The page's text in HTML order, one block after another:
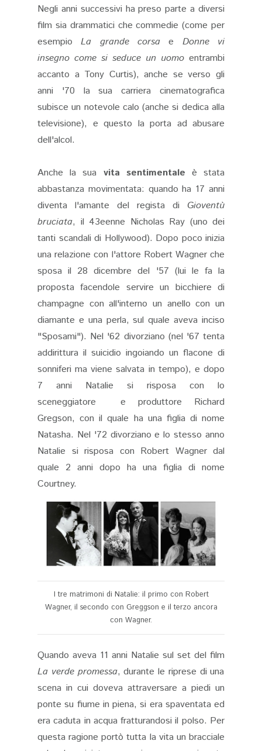
Negli anni successivi ha preso parte a diversi
film sia drammatici che commedie (come per
esempioLa grande corsa e Donne vi
insegno come si seduce un uomo entrambi
accanto a Tony Curtis), anche se verso gli
anni '70 la sua carriera cinematografica
subisce un notevole calo (anche si dedica alla
televisione), e questo la porta ad abusare
dell'alcol.
Anche la sua vita sentimentale è stata
abbastanza movimentata: quando ha 17 anni
diventa l'amante del regista di Gioventù
bruciata, il 43eenne Nicholas Ray (uno dei
tanti scandali di Hollywood). Dopo poco inizia
una relazione con l'attore Robert Wagner che
sposa il 28 dicembre del '57 (lui le fa la
proposta facendole servire un bicchiere di
champagne con all'interno un anello con un
diamante e una perla, sul quale aveva inciso
"Sposami"). Nel '62 divorziano (nel '67 tenta
addirittura il suicidio ingoiando un flacone di
sonniferi ma viene salvata in tempo), e dopo
7 anni Natalie si risposa con lo
sceneggiatore e produttore Richard
Gregson, con il quale ha una figlia di nome
Natasha. Nel '72 divorziano e lo stesso anno
Natalie si risposa con Robert Wagner dal
quale 2 anni dopo ha una figlia di nome
Courtney.
I tre matrimoni di Natalie: il primo con Robert
Wagner, il secondo con Greggson e il terzo ancora
con Wagner.
Quando aveva 11 anni Natalie sul set del film
La verde promessa, durante le riprese di una
scena in cui doveva attraversare a piedi un
ponte su fiume in piena, si era spaventata ed
era caduta in acqua fratturandosi il polso. Per
questa ragione portò tutta la vita un bracciale